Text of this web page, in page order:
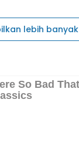
lebih banyak